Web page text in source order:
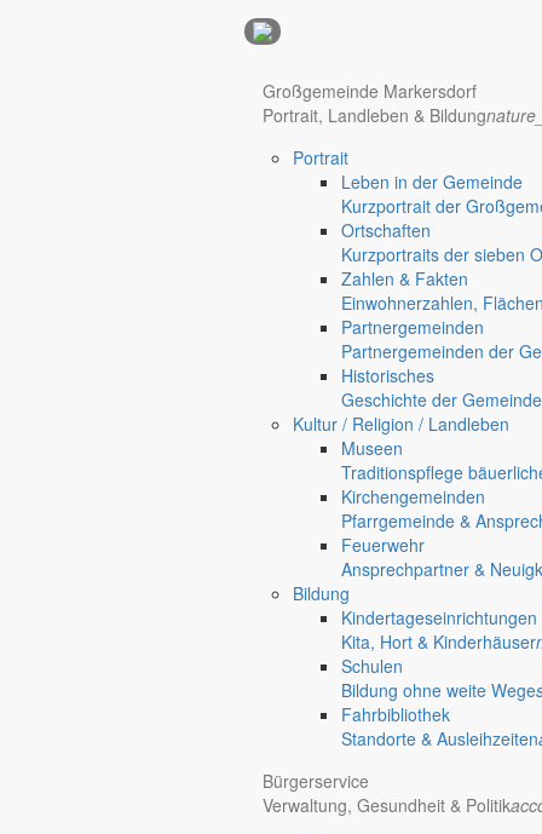
Hotel Nürnberg
Regional werben auf markersdorf.de! anzeigen@gemeinde-
Großgemeinde Markersdorf
Portrait, Landleben & Bildung
Portrait
Leben in der Gemeinde
Kurzportrait der
Ortschaften
Kurzportraits der sieben
Zahlen & Fakten
Einwohnerzahlen,
Partnergemeinden
Partnergemeinden der
Historisches
Geschichte der
Kultur / Religion / Landleben
Museen
Traditionspflege
Kirchengemeinden
Pfarrgemeinde &
Feuerwehr
Ansprechpartner &
Bildung
Kindertageseinrichtungen
Kita, Hort & Kinderhäuser
Schulen
Bildung ohne weite Wege
Fahrbibliothek
Standorte & Ausleihzeiten
Bürgerservice
Verwaltung, Gesundheit & Politik